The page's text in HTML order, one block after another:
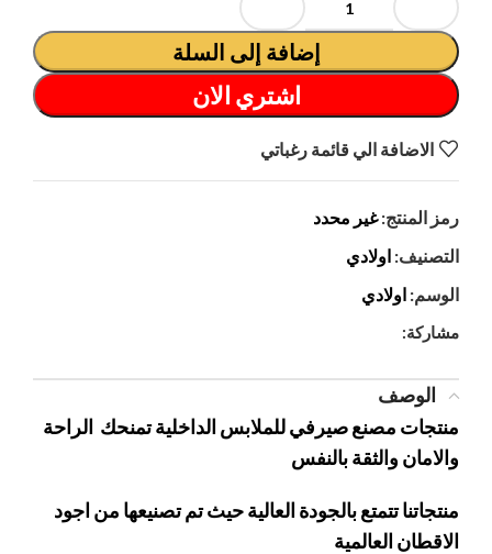
إضافة إلى السلة
اشتري الان
الاضافة الي قائمة رغباتي
رمز المنتج:غير محدد
التصنيف: اولادي
الوسم: اولادي
مشاركة:
الوصف
منتجات مصنع صيرفي للملابس الداخلية تمنحك الراحة
والامان والثقة بالنفس
منتجاتنا تتمتع بالجودة العالية حيث تم تصنيعها من اجود
الاقطان العالمية